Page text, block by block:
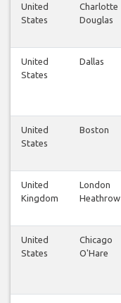
United
States
Charlotte
Douglas
United
States
Dallas
United
States
Boston
United
Kingdom
London
Heathrow
United
States
Chicago
O'Hare